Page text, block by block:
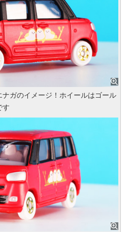
ガのイメージ！ホイールはゴール
す